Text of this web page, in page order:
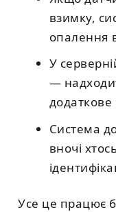
взимку,
опалення
У
—
Система
вночі
Усе це працює